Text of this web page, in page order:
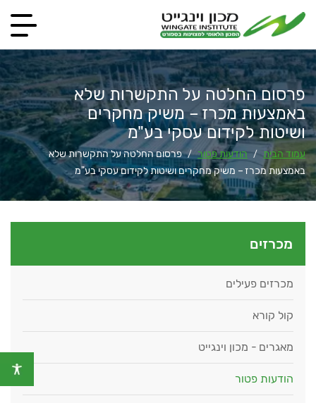
פרסום החלטה על התקשרות שלא
באמצעות מכרז – משיק מחקרים
ושיטות לקידום עסקי בע"מ
עמוד הבית / הודעות פטור / פרסום החלטה על התקשרות שלא
באמצעות מכרז – משיק מחקרים ושיטות לקידום עסקי בע"מ
מכרזים
מכרזים פעילים
קול קורא
מאגרים - מכון וינגייט
הודעות פטור